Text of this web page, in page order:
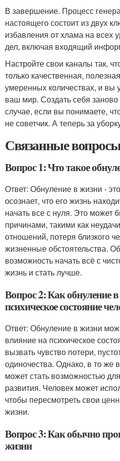
В завершение. Процесс
настоящего состоит из двух
избавления от хлама на всех
дел, включая входящий
Настройте свои каналы так,
только качественная,
умеренных количествах, и вы
ваш мир. Создать себя
случае, если вы понимаете,
не советчик. А теперь за
Связанные
Вопрос 1: Что такое
Ответ: Обнуление в жизни -
осознает, что его жизнь
начать все с нуля. Это может
причинами, такими как
отношений, потеря близкого
жизненные обстоятельства.
возможность начать всё с
жизнь и стать лучше.
Вопрос 2: Как обнуление
психическое состояние
Ответ: Обнуление в жизни
влияние на психическое
вызвать чувство потери,
одиночества. Однако, в то же
может стать возможностью
развития. Человек может
чтобы пересмотреть свои
жизни.
Вопрос 3: Как обычно
жизни